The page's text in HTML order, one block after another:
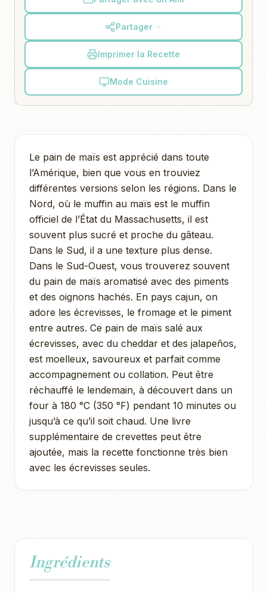
Partager
Imprimer la Recette
Mode Cuisine
Le pain de maïs est apprécié dans toute
l’Amérique, bien que vous en trouviez
différentes versions selon les régions. Dans le
Nord, où le muffin au maïs est le muffin
officiel de l’État du Massachusetts, il est
souvent plus sucré et proche du gâteau.
Dans le Sud, il a une texture plus dense.
Dans le Sud-Ouest, vous trouverez souvent
du pain de maïs aromatisé avec des piments
et des oignons hachés. En pays cajun, on
adore les écrevisses, le fromage et le piment
entre autres. Ce pain de maïs salé aux
écrevisses, avec du cheddar et des jalapeños,
est moelleux, savoureux et parfait comme
accompagnement ou collation. Peut être
réchauffé le lendemain, à découvert dans un
four à 180 °C (350 °F) pendant 10 minutes ou
jusqu’à ce qu’il soit chaud. Une livre
supplémentaire de crevettes peut être
ajoutée, mais la recette fonctionne très bien
avec les écrevisses seules.
Ingrédients